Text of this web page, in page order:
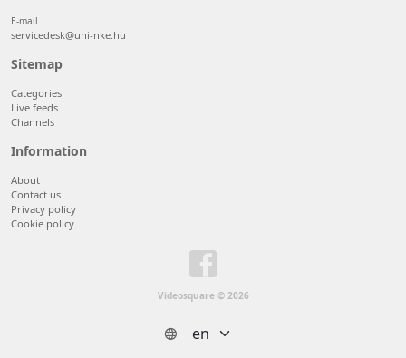
E-mail
servicedesk@uni-nke.hu
Sitemap
Categories
Live feeds
Channels
Information
About
Contact us
Privacy policy
Cookie policy
Videosquare © 2026